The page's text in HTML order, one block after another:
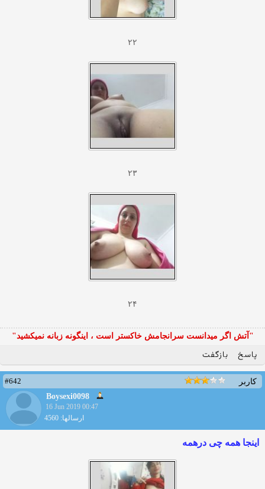
۲۲
۲۳
۲۴
"آتش اگر ميدانست سرانجامش خاكستر است ، اينگونه زبانه نميكشيد"
پاسخ بازگفت
کاربر
#642
Boysexi0098
16 Jun 2019 00:47
ارسالها: 4560
اینجا همه چی درهمه